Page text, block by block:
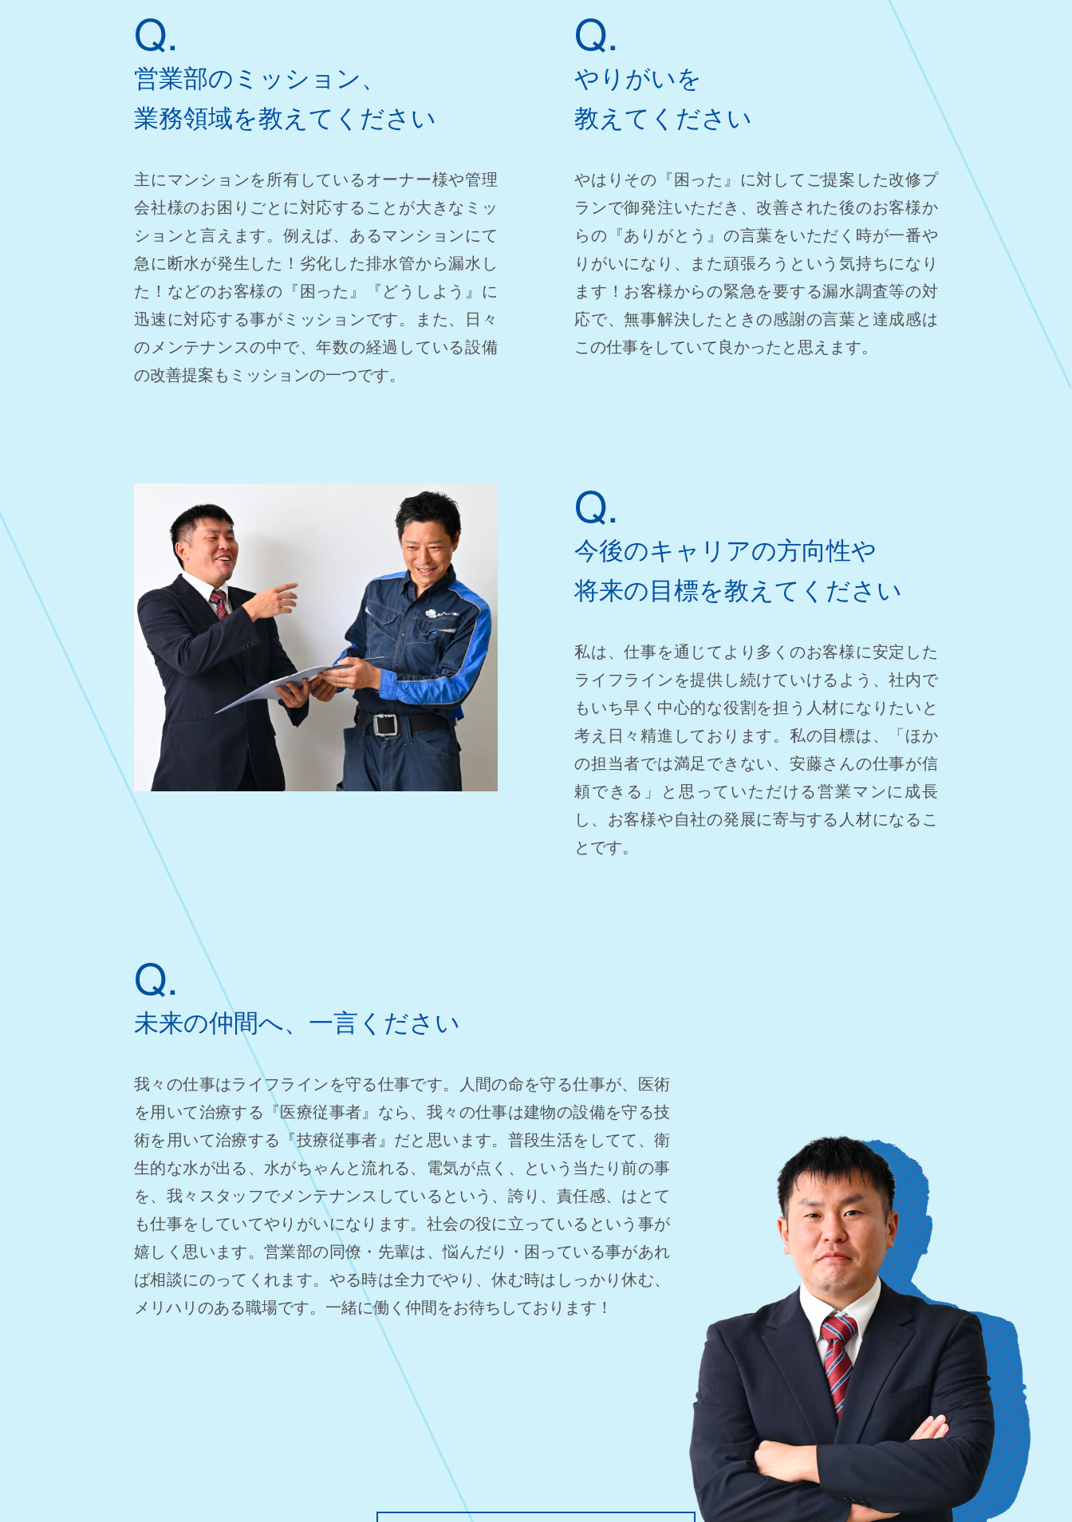
Q.
営業部のミッション、
業務領域を教えてください
主にマンションを所有しているオーナー様や管理
会社様のお困りごとに対応することが大きなミッ
ションと言えます。例えば、あるマンションにて
急に断水が発生した！劣化した排水管から漏水し
た！などのお客様の『困った』『どうしよう』に
迅速に対応する事がミッションです。また、日々
のメンテナンスの中で、年数の経過している設備
の改善提案もミッションの一つです。
Q.
やりがいを
教えてください
やはりその『困った』に対してご提案した改修プ
ランで御発注いただき、改善された後のお客様か
らの『ありがとう』の言葉をいただく時が一番や
りがいになり、また頑張ろうという気持ちになり
ます！お客様からの緊急を要する漏水調査等の対
応で、無事解決したときの感謝の言葉と達成感は
この仕事をしていて良かったと思えます。
Q.
今後のキャリアの方向性や
将来の目標を教えてください
私は、仕事を通じてより多くのお客様に安定した
ライフラインを提供し続けていけるよう、社内で
もいち早く中心的な役割を担う人材になりたいと
考え日々精進しております。私の目標は、「ほか
の担当者では満足できない、安藤さんの仕事が信
頼できる」と思っていただける営業マンに成長
し、お客様や自社の発展に寄与する人材になるこ
とです。
Q.
未来の仲間へ、一言ください
我々の仕事はライフラインを守る仕事です。人間の命を守る仕事が、医術
を用いて治療する『医療従事者』なら、我々の仕事は建物の設備を守る技
術を用いて治療する『技療従事者』だと思います。普段生活をしてて、衛
生的な水が出る、水がちゃんと流れる、電気が点く、という当たり前の事
を、我々スタッフでメンテナンスしているという、誇り、責任感、はとて
も仕事をしていてやりがいになります。社会の役に立っているという事が
嬉しく思います。営業部の同僚・先輩は、悩んだり・困っている事があれ
ば相談にのってくれます。やる時は全力でやり、休む時はしっかり休む、
メリハリのある職場です。一緒に働く仲間をお待ちしております！